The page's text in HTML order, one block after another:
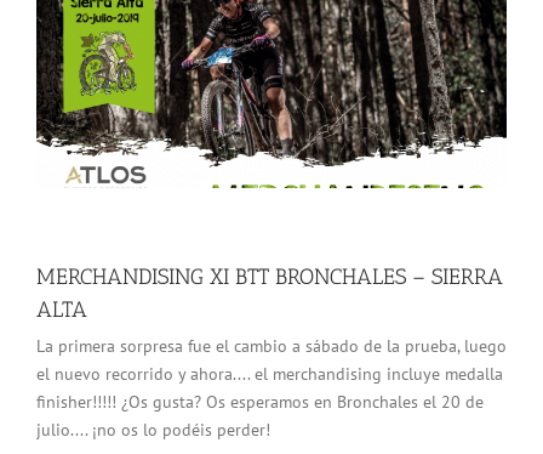
MERCHANDISING XI BTT BRONCHALES – SIERRA
ALTA
La primera sorpresa fue el cambio a sábado de la prueba, luego
el nuevo recorrido y ahora.... el merchandising incluye medalla
finisher!!!!! ¿Os gusta? Os esperamos en Bronchales el 20 de
julio.... ¡no os lo podéis perder!